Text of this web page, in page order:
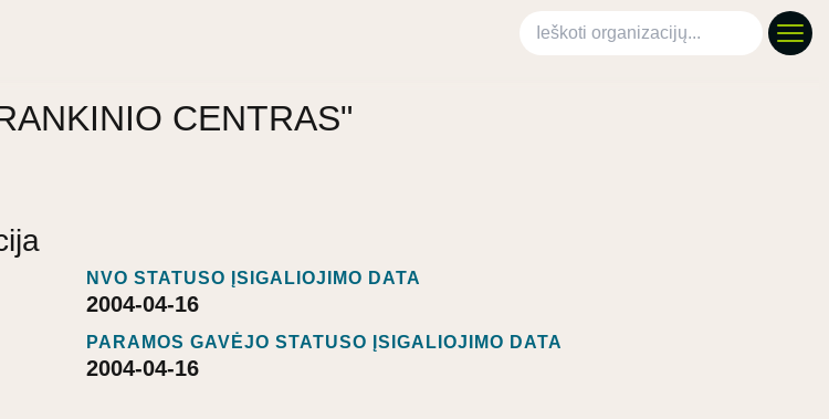
Ieškoti organizacijų
CENTRAS"
NVO STATUSO ĮSIGALIOJIMO DATA
2004-04-16
PARAMOS GAVĖJO STATUSO ĮSIGALIOJIMO DATA
2004-04-16